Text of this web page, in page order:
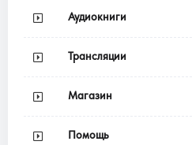
Аудиокниги
Трансляции
Магазин
Помощь